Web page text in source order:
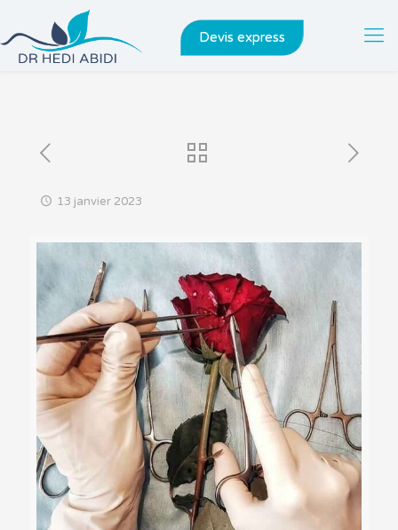
Devis express
13 janvier 2023